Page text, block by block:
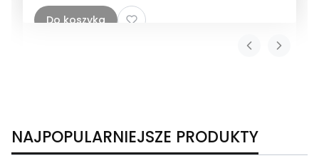
Do koszyka
NAJPOPULARNIEJSZE PRODUKTY